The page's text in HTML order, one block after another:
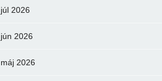
júl 2026
jún 2026
máj 2026